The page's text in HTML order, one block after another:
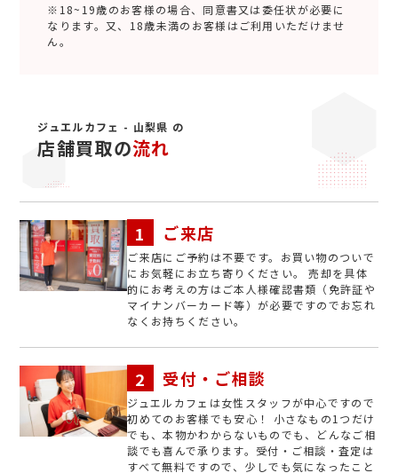
※18~19歳のお客様の場合、同意書又は委任状が必要に
なります。又、18歳未満のお客様はご利用いただけませ
ん。
ジュエルカフェ - 山梨県 の
店舗買取の流れ
ご来店
ご来店にご予約は不要です。お買い物のついで
にお気軽にお立ち寄りください。 売却を具体
的にお考えの方はご本人様確認書類（免許証や
マイナンバーカード等）が必要ですのでお忘れ
なくお持ちください。
受付・ご相談
ジュエルカフェは女性スタッフが中心ですので
初めてのお客様でも安心！ 小さなもの1つだけ
でも、本物かわからないものでも、どんなご相
談でも喜んで承ります。受付・ご相談・査定は
すべて無料ですので、少しでも気になったこと